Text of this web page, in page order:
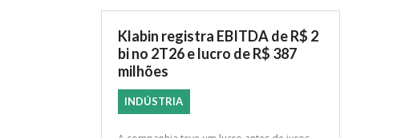
Klabin registra EBITDA de R$ 2
bi no 2T26 e lucro de R$ 387
milhões
INDÚSTRIA